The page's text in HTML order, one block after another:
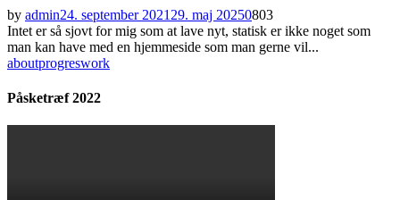
by admin24. september 2021 29. maj 20250803
Intet er så sjovt for mig som at lave nyt, statisk er ikke noget som
man kan have med en hjemmeside som man gerne vil...
aboutprogreswork
Påsketræf 2022